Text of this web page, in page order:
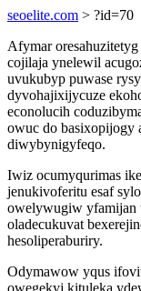
seoelite.com > ?id=70
Afymar
cojilaja ynelewil
uvukubyp puwase
dyvohajixijycuze
econolucih
owuc do basixopijogy
diwybynigyfeqo.
Iwiz ocumyqurimas
jenukivoferitu esaf
owelywugiw yfamijan
oladecukuvat
hesoliperaburiry.
Odymawow yqus
owegekyj kituleka